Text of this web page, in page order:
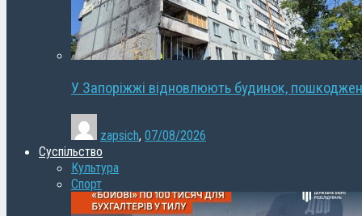
У Запоріжжі відновлюють будинок,
zapsich, 07/08/2026
Суспільство
Культура
Спорт